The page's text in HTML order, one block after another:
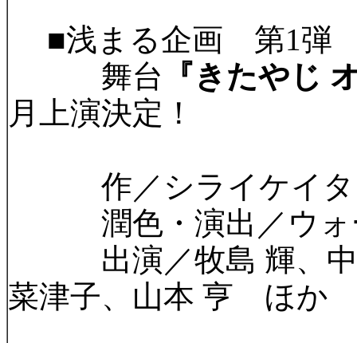
■浅まる企画 第1
舞台 『きたやじ
⽉上演決定！
作／シライケイタ
潤色・演出／ウォ
出演／牧島 輝、中川
菜津子、山本 亨 ほか